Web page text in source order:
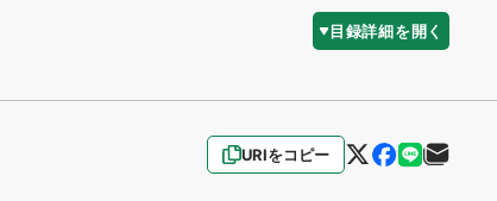
目録詳細を開く
URIをコピー